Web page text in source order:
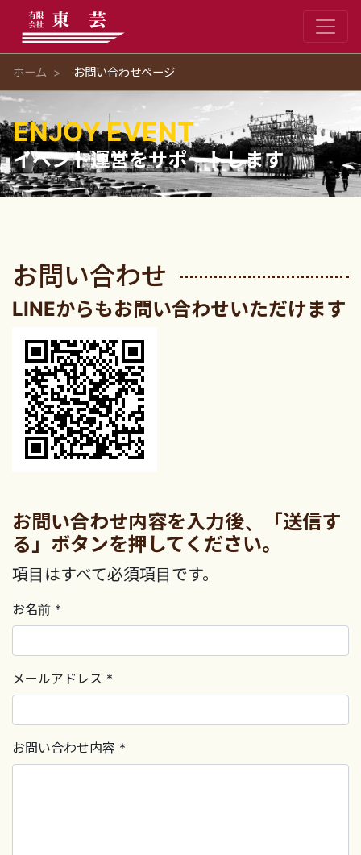
ホーム お問い合わせページ
ENJOY EVENT
イベント運営をサポートします
お問い合わせ
LINEからもお問い合わせいただけます
お問い合わせ内容を入力後、「送信す
る」ボタンを押してください。
項目はすべて必須項目です。
お名前 *
メールアドレス *
お問い合わせ内容 *